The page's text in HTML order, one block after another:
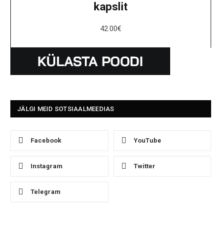
kapslit
42.00€
JÄLGI MEID SOTSIAALMEEDIAS
Facebook YouTube
Instagram Twitter
Telegram